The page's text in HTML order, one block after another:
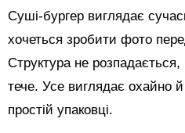
Суші-бургер виглядає
хочеться зробити фото
Структура не
тече. Усе виглядає охайно
простій упаковці.